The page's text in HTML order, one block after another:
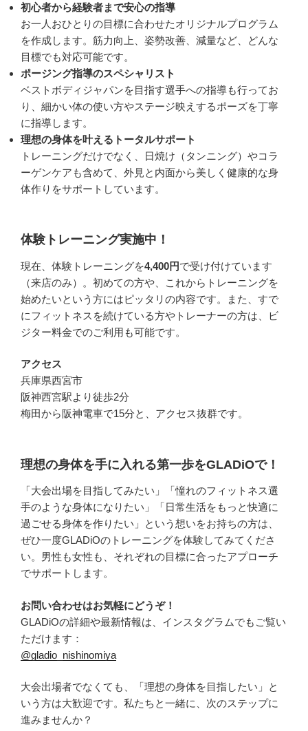
初心者から経験者まで安心の指導
お一人おひとりの目標に合わせたオリジナルプログラム
を作成します。筋力向上、姿勢改善、減量など、どんな
目標でも対応可能です。
ポージング指導のスペシャリスト
ベストボディジャパンを目指す選手への指導も行ってお
り、細かい体の使い方やステージ映えするポーズを丁寧
に指導します。
理想の身体を叶えるトータルサポート
トレーニングだけでなく、日焼け（タンニング）やコラ
ーゲンケアも含めて、外見と内面から美しく健康的な身
体作りをサポートしています。
体験トレーニング実施中！
現在、体験トレーニングを4,400円で受け付けています
（来店のみ）。初めての方や、これからトレーニングを
始めたいという方にはピッタリの内容です。また、すで
にフィットネスを続けている方やトレーナーの方は、ビ
ジター料金でのご利用も可能です。
アクセス
兵庫県西宮市
阪神西宮駅より徒歩2分
梅田から阪神電車で15分と、アクセス抜群です。
理想の身体を手に入れる第一歩をGLADiOで！
「大会出場を目指してみたい」「憧れのフィットネス選
手のような身体になりたい」「日常生活をもっと快適に
過ごせる身体を作りたい」という想いをお持ちの方は、
ぜひ一度GLADiOのトレーニングを体験してみてくださ
い。男性も女性も、それぞれの目標に合ったアプローチ
でサポートします。
お問い合わせはお気軽にどうぞ！
GLADiOの詳細や最新情報は、インスタグラムでもご覧い
ただけます：
@gladio_nishinomiya
大会出場者でなくても、「理想の身体を目指したい」と
いう方は大歓迎です。私たちと一緒に、次のステップに
進みませんか？